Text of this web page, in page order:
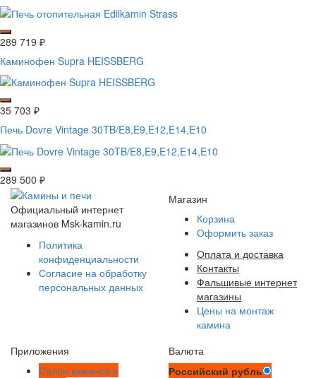
289 719 ₽
Каминофен Supra HEISSBERG
35 703 ₽
Печь Dovre Vintage 30TB/E8,E9,E12,E14,E10
289 500 ₽
Официальный интернет
магазинов Msk-kamin.ru
Политика
конфиденциальности
Согласие на обработку
персональных данных
Магазин
Корзина
Оформить заказ
Оплата и доставка
Контакты
Фальшивые интернет
магазины
Цены на монтаж
камина
Приложения
Салон каминов и
Валюта
Российский рубль